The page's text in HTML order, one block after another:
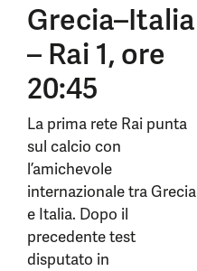
Grecia–Italia
– Rai 1, ore
20:45
La prima rete Rai punta
sul calcio con
l’amichevole
internazionale tra Grecia
e Italia. Dopo il
precedente test
disputato in